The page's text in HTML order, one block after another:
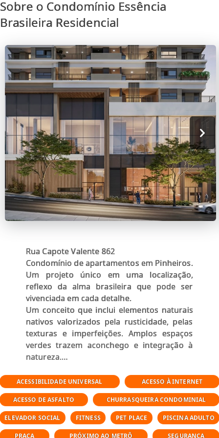
Sobre o Condomínio Essência
Brasileira Residencial
Rua Capote Valente 862
Condomínio de apartamentos em Pinheiros.
Um projeto único em uma localização,
reflexo da alma brasileira que pode ser
vivenciada em cada detalhe.
Um conceito que inclui elementos naturais
nativos valorizados pela rusticidade, pelas
texturas e imperfeições. Amplos espaços
verdes trazem aconchego e integração à
natureza.
qualidade de vida, experiências sensoriais
únicas que fazem os moradores se
sentirem parte do ambiente e recarregam
sua essência ao lado de amigos e familiares.
ACESSIBILIDADE UNIVERSAL ACESSO À INTERNET
ACESSO DE ASFALTO CHURRASQUEIRA CONDOMINIAL
ELEVADOR SOCIAL FITNESS PET PLACE PISCINA ADULTO
PRAÇA PRÓXIMO AO METRÔ SEGURANÇA